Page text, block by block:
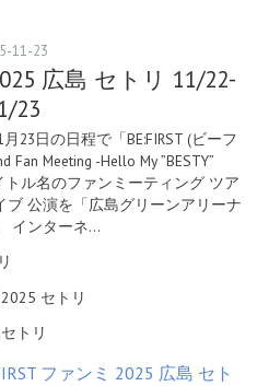
-11-23
広島 セトリ 11/22-
23
23日の日程で「BE:FIRST (ビーフ
Fan Meeting -Hello My ”BESTY”
ル名のファンミーティング ツア
ブ 公演を「広島グリーンアリーナ
インターネ…
セトリ
トリ